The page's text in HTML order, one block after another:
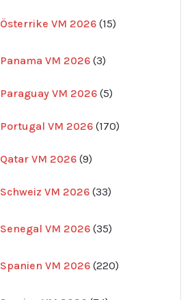
Österrike VM 2026 15
produkter
Panama VM 2026 3
produkter
Paraguay VM 2026 55
Portugal VM 2026 170
produkter
Qatar VM 2026 99
Schweiz VM 2026 33
produkter
Senegal VM 2026 35
produkter
Spanien VM 2026 220
produkter